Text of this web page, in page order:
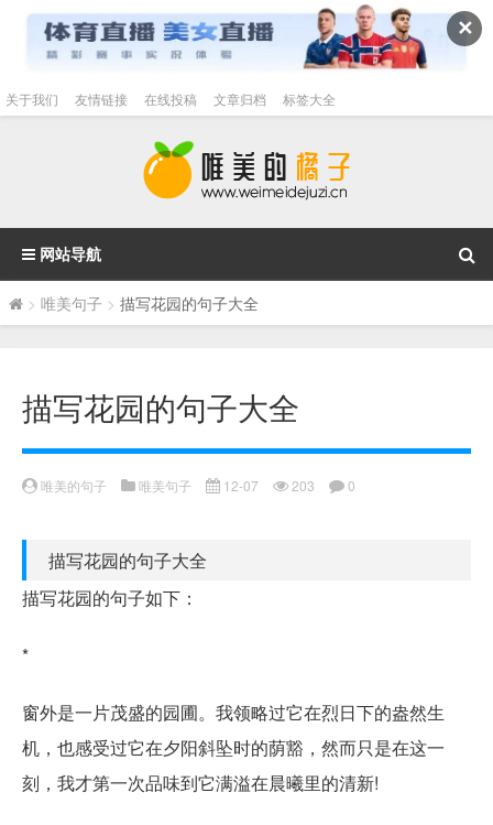
✕
关于我们 友情链接 在线投稿 文章归档 标签大全
网站导航
> 唯美句子 > 描写花园的句子大全
描写花园的句子大全
唯美的句子 唯美句子 12-07 203 0
描写花园的句子大全
描写花园的句子如下：
*
窗外是一片茂盛的园圃。我领略过它在烈日下的盎然生
机，也感受过它在夕阳斜坠时的荫豁，然而只是在这一
刻，我才第一次品味到它满溢在晨曦里的清新!